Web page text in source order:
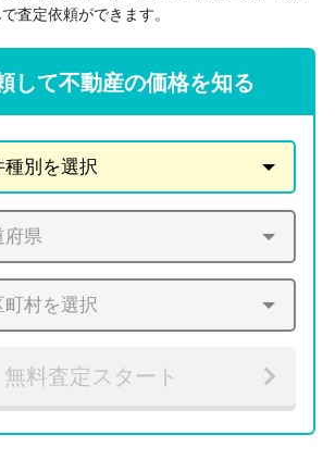
査定依頼ができます。
して不動産の価格を知る
無料査定スタート